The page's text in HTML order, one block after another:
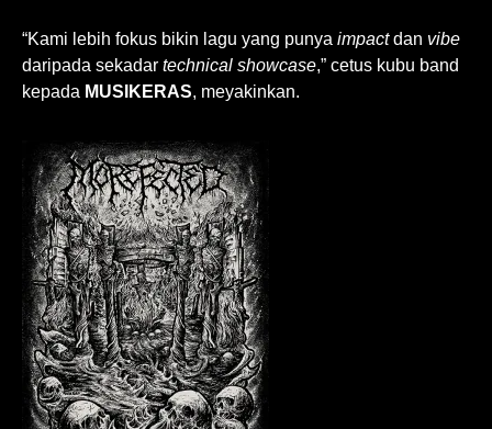
“Kami lebih fokus bikin lagu yang punya impactdan vibe
daripada sekadar technical showcase,” cetus kubu band
kepada MUSIKERAS, meyakinkan.